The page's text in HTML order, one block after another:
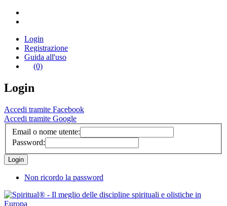
Login
Registrazione
Guida all'uso
(0)
Login
Accedi tramite Facebook
Accedi tramite Google
Email o nome utente:
Password:
Non ricordo la password